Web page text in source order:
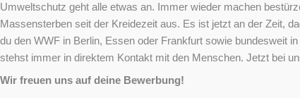
Umweltschutz geht alle etwas an. Immer wieder machen
Massensterben seit der Kreidezeit aus. Es ist jetzt an der Zeit,
du den WWF in Berlin, Essen oder Frankfurt sowie bundesweit
stehst immer in direktem Kontakt mit den Menschen. Jetzt bei
Wir freuen uns auf deine Bewerbung!